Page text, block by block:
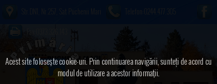
Acest site foloseşte cookie-uri. Prin continuarea navigării, sunteți de acord cu
modul de utilizare a acestor informaţii.
Telefon:0244.477.305